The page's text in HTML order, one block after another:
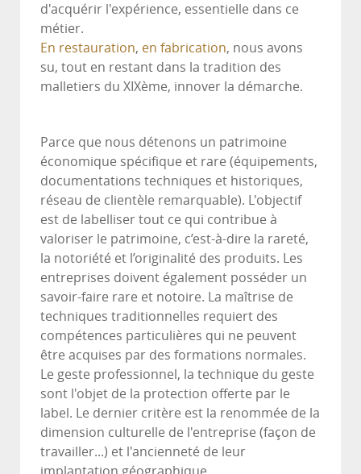
d'acquérir l'expérience, essentielle dans ce
métier.
En restauration, en fabrication, nous avons
su, tout en restant dans la tradition des
malletiers du XIXème, innover la démarche.
Parce que nous détenons un patrimoine
économique spécifique et rare (équipements,
documentations techniques et historiques,
réseau de clientèle remarquable). L'objectif
est de labelliser tout ce qui contribue à
valoriser le patrimoine, c’est-à-dire la rareté,
la notoriété et l’originalité des produits. Les
entreprises doivent également posséder un
savoir-faire rare et notoire. La maîtrise de
techniques traditionnelles requiert des
compétences particulières qui ne peuvent
être acquises par des formations normales.
Le geste professionnel, la technique du geste
sont l'objet de la protection offerte par le
label. Le dernier critère est la renommée de la
dimension culturelle de l'entreprise (façon de
travailler...) et l'ancienneté de leur